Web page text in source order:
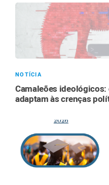
NOTÍCIA
Camaleões
adaptam às crenças